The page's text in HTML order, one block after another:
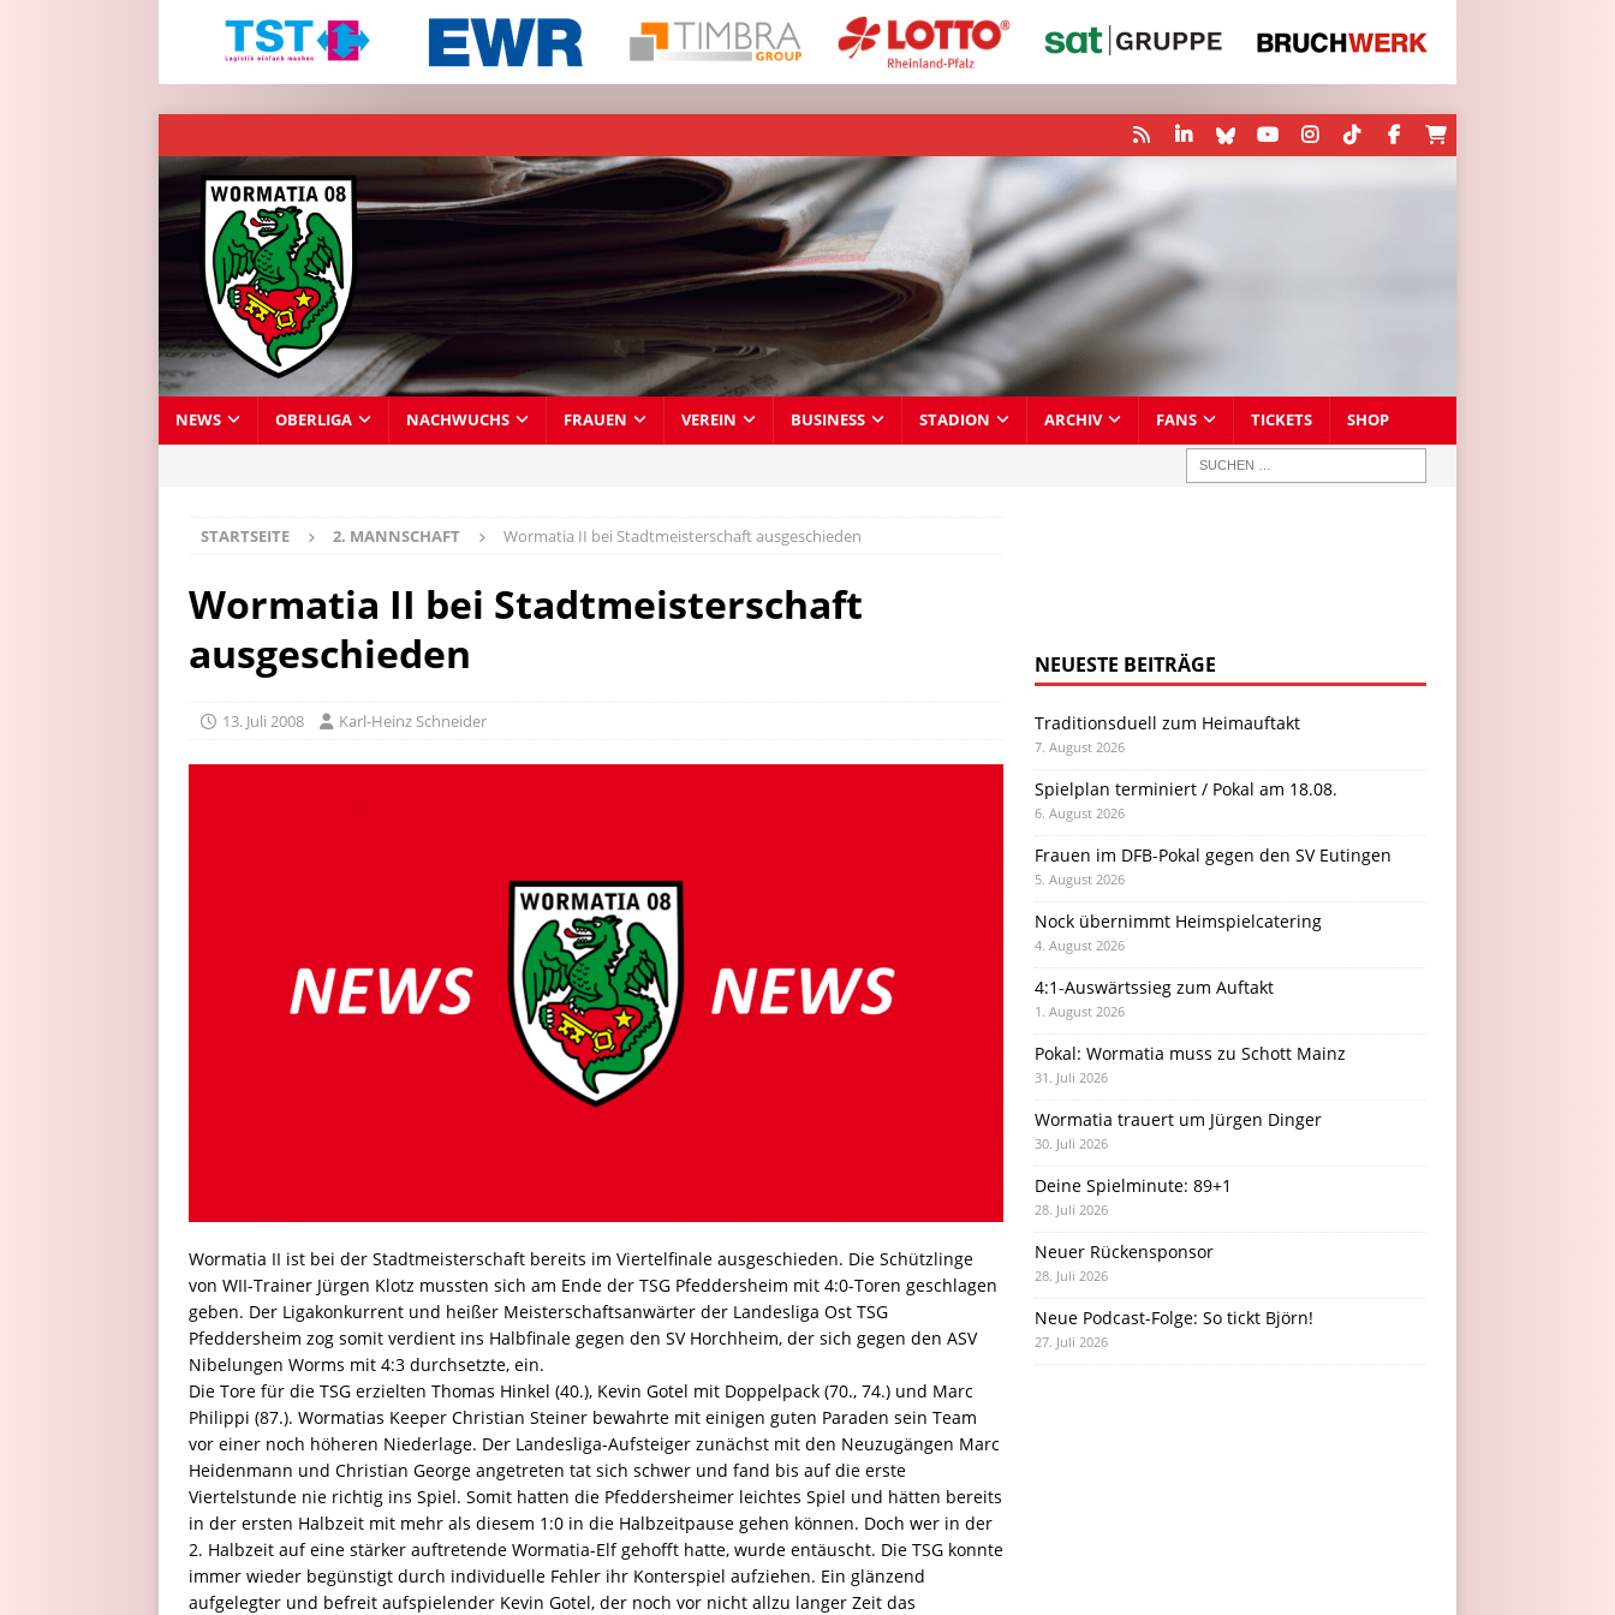
NEWS OBERLIGA NACHWUCHS FRAUEN VEREIN BUSINESS STADION ARCHIV FANS TICKETS SHOP
STARTSEITE 2. MANNSCHAFT Wormatia II bei Stadtmeisterschaft ausgeschieden
Wormatia II bei Stadtmeisterschaft
ausgeschieden
13. Juli 2008 Karl-Heinz Schneider
Wormatia II ist bei der Stadtmeisterschaft bereits im Viertelfinale ausgeschieden. Die Schützlinge
von WII-Trainer Jürgen Klotz mussten sich am Ende der TSG Pfeddersheim mit 4:0-Toren geschlagen
geben. Der Ligakonkurrent und heißer Meisterschaftsanwärter der Landesliga Ost TSG
Pfeddersheim zog somit verdient ins Halbfinale gegen den SV Horchheim, der sich gegen den ASV
Nibelungen Worms mit 4:3 durchsetzte, ein.
Die Tore für die TSG erzielten Thomas Hinkel (40.), Kevin Gotel mit Doppelpack (70., 74.) und Marc
Philippi (87.). Wormatias Keeper Christian Steiner bewahrte mit einigen guten Paraden sein Team
vor einer noch höheren Niederlage. Der Landesliga-Aufsteiger zunächst mit den Neuzugängen Marc
Heidenmann und Christian George angetreten tat sich schwer und fand bis auf die erste
Viertelstunde nie richtig ins Spiel. Somit hatten die Pfeddersheimer leichtes Spiel und hätten bereits
in der ersten Halbzeit mit mehr als diesem 1:0 in die Halbzeitpause gehen können. Doch wer in der
2. Halbzeit auf eine stärker auftretende Wormatia-Elf gehofft hatte, wurde entäuscht. Die TSG konnte
immer wieder begünstigt durch individuelle Fehler ihr Konterspiel aufziehen. Ein glänzend
aufgelegter und befreit aufspielender Kevin Gotel, der noch vor nicht allzu langer Zeit das
NEUESTE BEITRÄGE
Traditionsduell zum Heimauftakt
7. August 2026
Spielplan terminiert / Pokal am 18.08.
6. August 2026
Frauen im DFB-Pokal gegen den SV Eutingen
5. August 2026
Nock übernimmt Heimspielcatering
4. August 2026
4:1-Auswärtssieg zum Auftakt
1. August 2026
Pokal: Wormatia muss zu Schott Mainz
31. Juli 2026
Wormatia trauert um Jürgen Dinger
30. Juli 2026
Deine Spielminute: 89+1
28. Juli 2026
Neuer Rückensponsor
28. Juli 2026
Neue Podcast-Folge: So tickt Björn!
27. Juli 2026